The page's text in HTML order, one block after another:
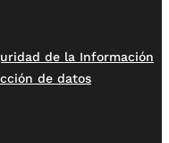
de la Información
de datos